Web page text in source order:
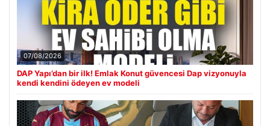
07/08/2026
DAP Yapı’dan bir ilk! Emlak Konut güvencesi Dap vizyonuyla
kendi kendini ödeyen ev modeli